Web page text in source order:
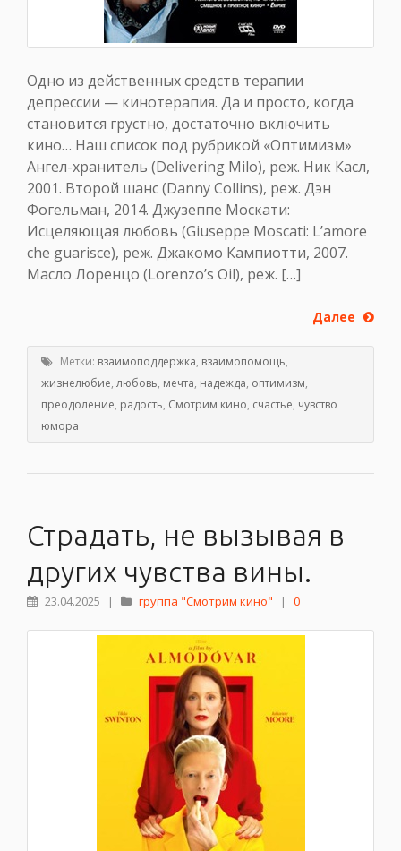
Одно из действенных средств терапии
депрессии — кинотерапия. Да и просто, когда
становится грустно, достаточно включить
кино… Наш список под рубрикой «Оптимизм»
Ангел-хранитель (Delivering Milo), реж. Ник Касл,
2001. Второй шанс (Danny Collins), реж. Дэн
Фогельман, 2014. Джузеппе Москати:
Исцеляющая любовь (Giuseppe Moscati: L’amore
che guarisce), реж. Джакомо Кампиотти, 2007.
Масло Лоренцо (Lorenzo’s Oil), реж. […]
Далее
Метки: взаимоподдержка, взаимопомощь,
жизнелюбие, любовь, мечта, надежда, оптимизм,
преодоление, радость, Смотрим кино, счастье, чувство
юмора
Страдать, не вызывая в
других чувства вины.
23.04.2025 | группа "Смотрим кино" | 0